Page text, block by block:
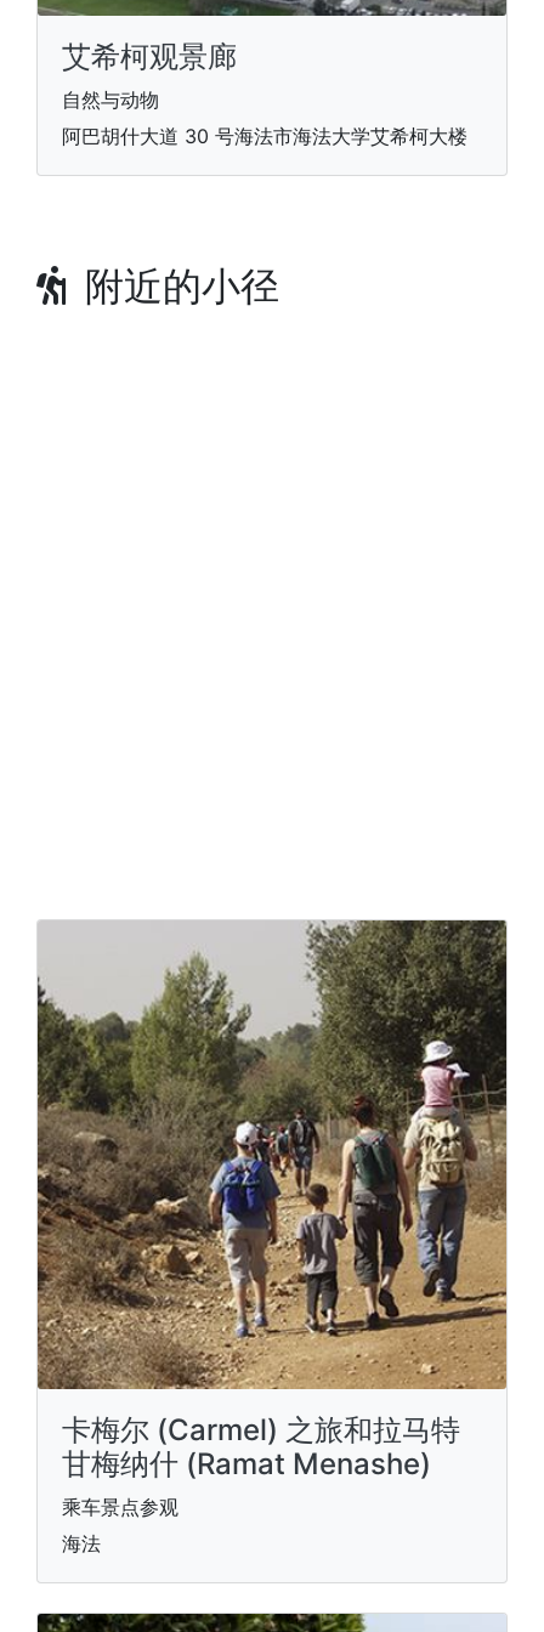
艾希柯观景廊
自然与动物
阿巴胡什大道 30 号海法市海法大学艾希柯大楼
附近的小径
卡梅尔 (Carmel) 之旅和拉马特
甘梅纳什 (Ramat Menashe)
乘车景点参观
海法